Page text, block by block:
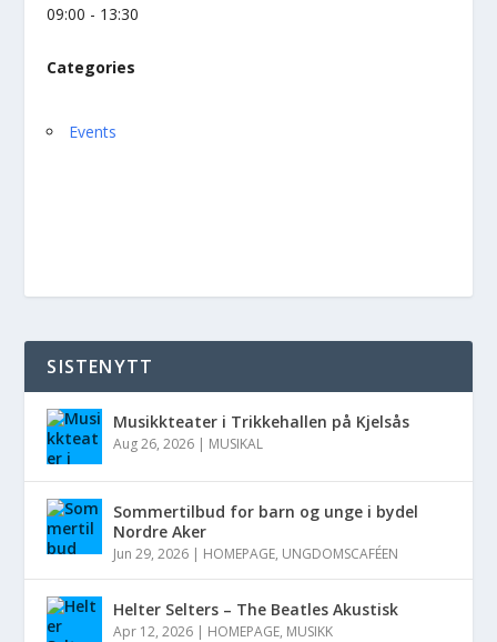
09:00 - 13:30
Categories
Events
SISTENYTT
Musikkteater i Trikkehallen på Kjelsås
Aug 26, 2026 | MUSIKAL
Sommertilbud for barn og unge i bydel
Nordre Aker
Jun 29, 2026 | HOMEPAGE, UNGDOMSCAFÉEN
Helter Selters – The Beatles Akustisk
Apr 12, 2026 | HOMEPAGE, MUSIKK